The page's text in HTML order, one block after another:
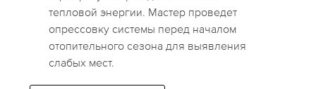
тепловой энергии. Мастер проведет
опрессовку системы перед началом
отопительного сезона для выявления
слабых мест.